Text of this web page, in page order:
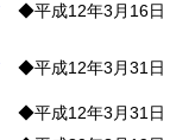
◆平成12年3月16日
◆平成12年3月31日
◆平成12年3月31日